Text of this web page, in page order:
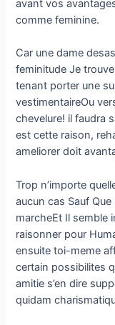
avant vos
comme feminine.
Car une dame
feminitude Je
tenant porter une
vestimentaireOu
chevelure! il faudra
est cette raison,
ameliorer doit
Trop n’importe
aucun cas Sauf
marcheEt Il semble
raisonner pour
ensuite toi-meme
certain possibilites
amitie s’en dire
quidam